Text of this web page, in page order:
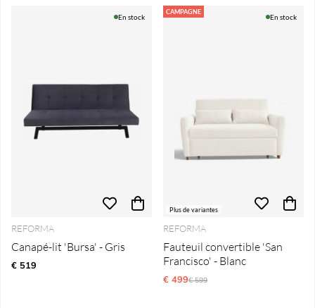
En stock
REFORMA
Canapé-lit 'Bursa' - Gris
€ 519
CAMPAGNE
Plus de variantes
En stock
REFORMA
Fauteuil convertible 'San
Francisco' - Blanc
€ 499Prix régulier:
€ 599